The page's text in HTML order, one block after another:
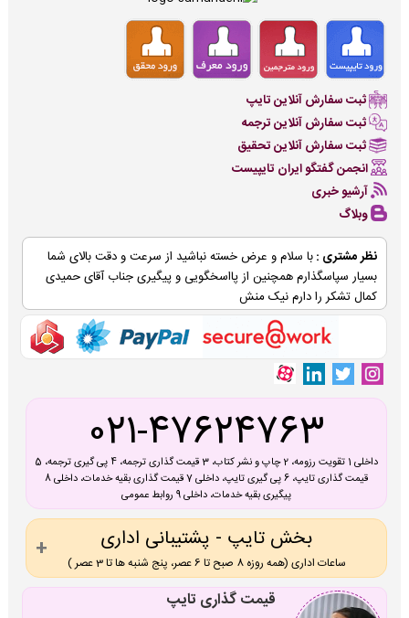
ثبت سفارش آنلاین تایپ
ثبت سفارش آنلاین ترجمه
ثبت سفارش آنلاین تحقیق
انجمن گفتگو ایران تایپیست
آرشیو خبری
وبلاگ
نظر مشتری :با سلام و عرض خسته نباشید از سرعت و دقت بالای شما
بسیار سپاسگذارم همچنین از پااسخگویی و پیگیری جناب آقای حمیدی
کمال تشکر را دارم نیک منش
021-47624763
داخلی 1 تقویت رزومه، 2 چاپ و نشر کتاب، 3 قیمت گذاری ترجمه، 4 پی گیری ترجمه، 5
قیمت گذاری تایپ، 6 پی گیری تایپ، داخلی 7 قیمت گذاری بقیه خدمات، داخلی 8
پیگیری بقیه خدمات، داخلی 9 روابط عمومی
بخش تایپ - پشتیبانی اداری
ساعات اداری (همه روزه 8 صبح تا 6 عصر، پنج شنبه ها تا 3 عصر )
قیمت گذاری تایپ